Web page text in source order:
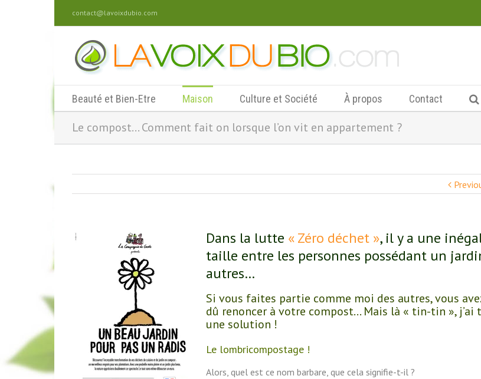
contact@lavoixdubio.com
Beauté et Bien-Etre Maison Culture et Société À propos Contact
Le compost… Comment fait on lorsque l’on vit en appartement ?
Dans la lutte « Zéro déchet », il y a une
taille entre les personnes possédant un
autres…
Si vous faites partie comme moi des autres, vous
dû renoncer à votre compost… Mais là « tin-tin », j’ai
une solution !
Le lombricompostage !
Alors, quel est ce nom barbare, que cela signifie-t-il ?